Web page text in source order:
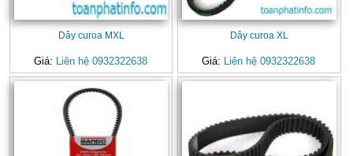
Dây curoa MXL
Giá: Liên hệ 0932322638
Dây curoa XL
Giá: Liên hệ 0932322638